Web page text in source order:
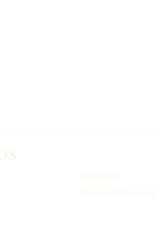
CORREO
info@montnature.com